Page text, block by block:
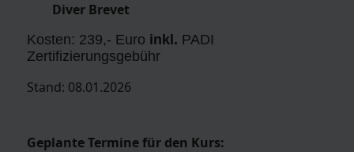
Diver Brevet
Kosten: 239,- Euro inkl. PADI
Zertifizierungsgebühr
Stand: 08.01.2026
Geplante Termine für den Kurs: